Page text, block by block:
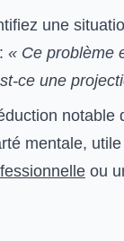
une
« Ce problème
ce une
notable
mentale,
ou